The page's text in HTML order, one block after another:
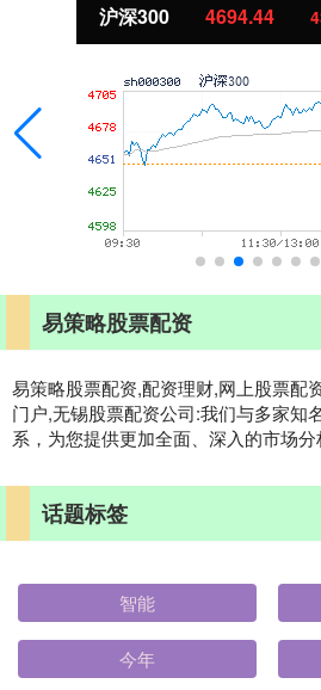
沪深300 4694.44
易策略股票配资
易策略股票配资,配资理财,网上股票配
门户,无锡股票配资公司:我们与多家知
系，为您提供更加全面、深入的市场分
话题标签
智能
今年